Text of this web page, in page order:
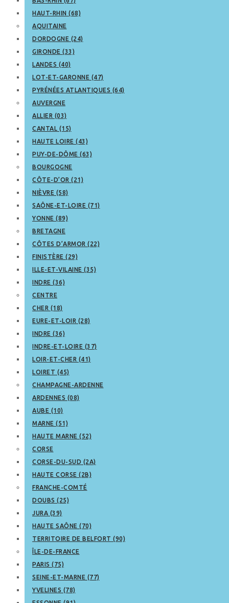
HAUT-RHIN (68)
AQUITAINE
DORDOGNE (24)
GIRONDE (33)
LANDES (40)
LOT-ET-GARONNE (47)
PYRÉNÉES ATLANTIQUES (64)
AUVERGNE
ALLIER (03)
CANTAL (15)
HAUTE LOIRE (43)
PUY-DE-DÔME (63)
BOURGOGNE
CÔTE-D’OR (21)
NIÈVRE (58)
SAÔNE-ET-LOIRE (71)
YONNE (89)
BRETAGNE
CÔTES D’ARMOR (22)
FINISTÈRE (29)
ILLE-ET-VILAINE (35)
INDRE (36)
CENTRE
CHER (18)
EURE-ET-LOIR (28)
INDRE (36)
INDRE-ET-LOIRE (37)
LOIR-ET-CHER (41)
LOIRET (45)
CHAMPAGNE-ARDENNE
ARDENNES (08)
AUBE (10)
MARNE (51)
HAUTE MARNE (52)
CORSE
CORSE-DU-SUD (2A)
HAUTE CORSE (2B)
FRANCHE-COMTÉ
DOUBS (25)
JURA (39)
HAUTE SAÔNE (70)
TERRITOIRE DE BELFORT (90)
ÎLE-DE-FRANCE
PARIS (75)
SEINE-ET-MARNE (77)
YVELINES (78)